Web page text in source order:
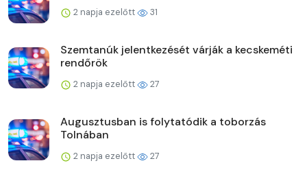
2 napja ezelőtt 31
Szemtanúk jelentkezését várják a kecskeméti
rendőrök
2 napja ezelőtt 27
Augusztusban is folytatódik a toborzás
Tolnában
2 napja ezelőtt 27